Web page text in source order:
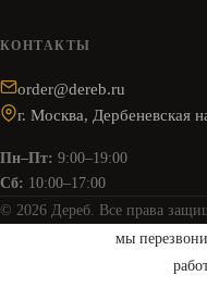
КОНТАКТЫ
order@dereb.ru
г. Москва, Дербеневская
Пн–Пт: 9:00–19:00
Сб: 10:00–17:00
© 2026 Дереб. Все права
мы